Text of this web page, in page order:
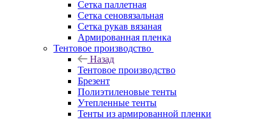
Сетка паллетная
Сетка сеновязальная
Сетка рукав вязаная
Армированная пленка
Тентовое производство
Назад
Тентовое производство
Брезент
Полиэтиленовые тенты
Утепленные тенты
Тенты из армированной пленки